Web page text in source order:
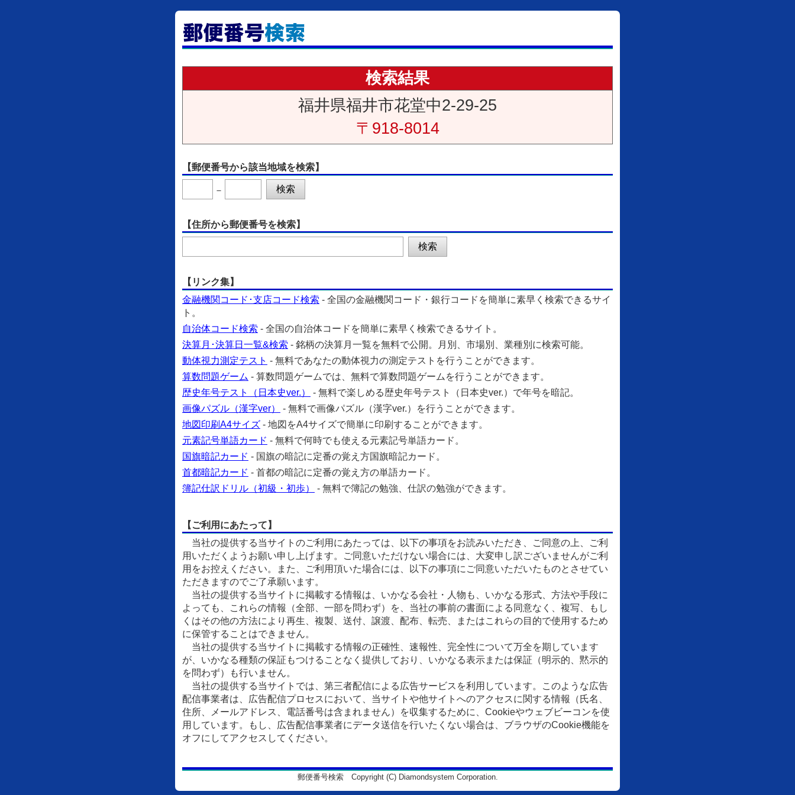
検索結果
福井県福井市花堂中2-29-25
〒918-8014
【郵便番号から該当地域を検索】
－
【住所から郵便番号を検索】
【リンク集】
金融機関コード･支店コード検索 - 全国の金融機関コード・銀行コードを簡単に素早く検索できるサイ
ト。
自治体コード検索 - 全国の自治体コードを簡単に素早く検索できるサイト。
決算月･決算日一覧&検索 - 銘柄の決算月一覧を無料で公開。月別、市場別、業種別に検索可能。
動体視力測定テスト - 無料であなたの動体視力の測定テストを行うことができます。
算数問題ゲーム - 算数問題ゲームでは、無料で算数問題ゲームを行うことができます。
歴史年号テスト（日本史ver.）
- 無料で楽しめる歴史年号テスト（日本史ver.）で年号を暗記。
画像パズル（漢字ver）
- 無料で画像パズル（漢字ver.）を行うことができます。
地図印刷A4サイズ - 地図をA4サイズで簡単に印刷することができます。
元素記号単語カード - 無料で何時でも使える元素記号単語カード。
国旗暗記カード - 国旗の暗記に定番の覚え方国旗暗記カード。
首都暗記カード - 首都の暗記に定番の覚え方の単語カード。
簿記仕訳ドリル（初級・初歩）
- 無料で簿記の勉強、仕訳の勉強ができます。
【ご利用にあたって】
当社の提供する当サイトのご利用にあたっては、以下の事項をお読みいただき、ご同意の上、ご利
用いただくようお願い申し上げます。ご同意いただけない場合には、大変申し訳ございませんがご利
用をお控えください。また、ご利用頂いた場合には、以下の事項にご同意いただいたものとさせてい
ただきますのでご了承願います。
当社の提供する当サイトに掲載する情報は、いかなる会社・人物も、いかなる形式、方法や手段に
よっても、これらの情報（全部、一部を問わず）を、当社の事前の書面による同意なく、複写、もし
くはその他の方法により再生、複製、送付、譲渡、配布、転売、またはこれらの目的で使用するため
に保管することはできません。
当社の提供する当サイトに掲載する情報の正確性、速報性、完全性について万全を期しています
が、いかなる種類の保証もつけることなく提供しており、いかなる表示または保証（明示的、黙示的
を問わず）も行いません。
当社の提供する当サイトでは、第三者配信による広告サービスを利用しています。このような広告
配信事業者は、広告配信プロセスにおいて、当サイトや他サイトへのアクセスに関する情報（氏名、
住所、メールアドレス、電話番号は含まれません）を収集するために、Cookieやウェブビーコンを使
用しています。もし、広告配信事業者にデータ送信を行いたくない場合は、ブラウザのCookie機能を
オフにしてアクセスしてください。
郵便番号検索 Copyright (C) Diamondsystem Corporation.